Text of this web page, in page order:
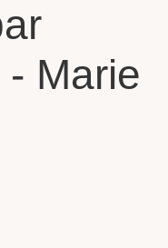
Marie